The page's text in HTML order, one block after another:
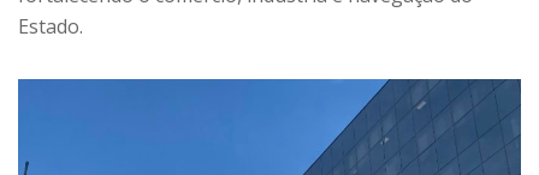
Estado.